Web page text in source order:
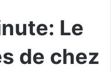
Le
de chez